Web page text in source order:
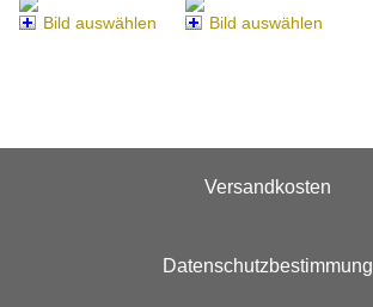
Bild auswählen Bild auswählen
Versandkosten
Datenschutzbestimmung